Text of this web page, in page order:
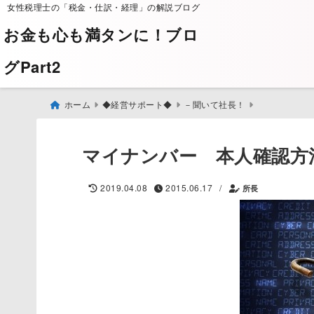
女性税理士の「税金・仕訳・経理」の解説ブログ
お金も心も満タンに！ブロ
グPart2
ホーム ◆経営サポート◆ －聞いて社長！
マイナンバー 本人確認方
2019.04.08 2015.06.17 / 所長